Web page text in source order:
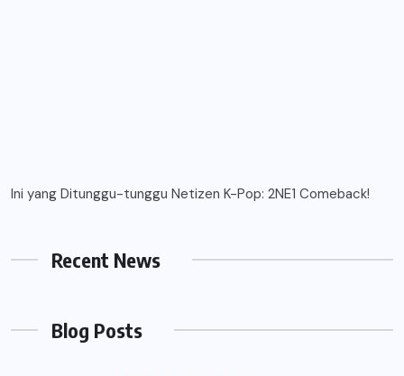
Ini yang Ditunggu-tunggu Netizen K-Pop: 2NE1 Comeback!
Recent News
Blog Posts